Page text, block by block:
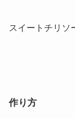
スイートチリ
作り方